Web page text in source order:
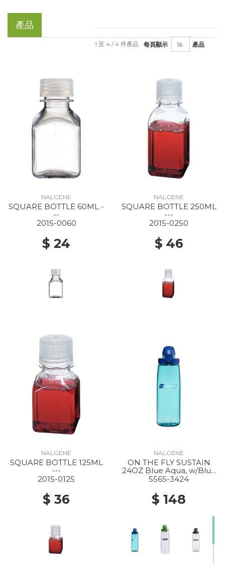
產品
每頁顯示 產品
1 至 4 / 4 件產品
NALGENE
SQUARE BOTTLE 60ML -
--
2015-0060
$ 24
NALGENE
SQUARE BOTTLE 250ML
---
2015-0250
$ 46
NALGENE
SQUARE BOTTLE 125ML
---
2015-0125
$ 36
NALGENE
ON THE FLY SUSTAIN
24OZ Blue Aqua, w/Blue
Aqua
5565-3424
$ 148